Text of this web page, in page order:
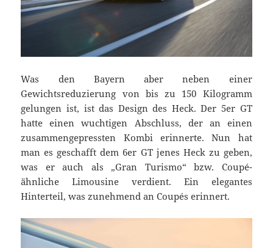
Was den Bayern aber neben einer
Gewichtsreduzierung von bis zu 150 Kilogramm
gelungen ist, ist das Design des Heck. Der 5er GT
hatte einen wuchtigen Abschluss, der an einen
zusammengepressten Kombi erinnerte. Nun hat
man es geschafft dem 6er GT jenes Heck zu geben,
was er auch als „Gran Turismo“ bzw. Coupé-
ähnliche Limousine verdient. Ein elegantes
Hinterteil, was zunehmend an Coupés erinnert.